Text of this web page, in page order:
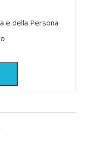
e della Persona